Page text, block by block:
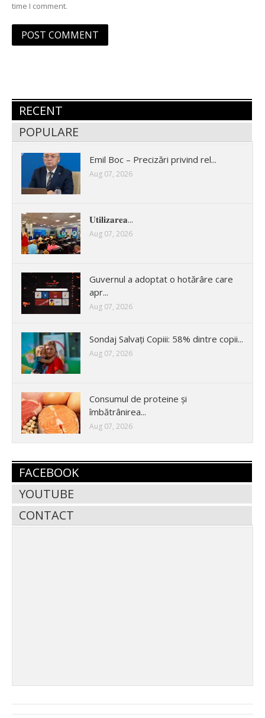
time I comment.
RECENT
POPULARE
Emil Boc – Precizări privind rel...
Aug 07, 2026
𝐔𝐭𝐢𝐥𝐢𝐳𝐚𝐫𝐞𝐚...
Aug 07, 2026
Guvernul a adoptat o hotărâre care
apr...
Aug 07, 2026
Sondaj Salvați Copiii: 58% dintre copii...
Aug 07, 2026
Consumul de proteine și
îmbătrânirea...
Aug 07, 2026
FACEBOOK
YOUTUBE
CONTACT